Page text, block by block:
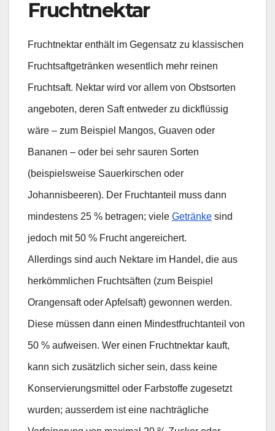
Fruchtnektar
Fruchtnektar enthält im Gegensatz zu klassischen
Fruchtsaftgetränken wesentlich mehr reinen
Fruchtsaft. Nektar wird vor allem von Obstsorten
angeboten, deren Saft entweder zu dickflüssig
wäre – zum Beispiel Mangos, Guaven oder
Bananen – oder bei sehr sauren Sorten
(beispielsweise Sauerkirschen oder
Johannisbeeren). Der Fruchtanteil muss dann
mindestens 25 % betragen; viele Getränke sind
jedoch mit 50 % Frucht angereichert.
Allerdings sind auch Nektare im Handel, die aus
herkömmlichen Fruchtsäften (zum Beispiel
Orangensaft oder Apfelsaft) gewonnen werden.
Diese müssen dann einen Mindestfruchtanteil von
50 % aufweisen. Wer einen Fruchtnektar kauft,
kann sich zusätzlich sicher sein, dass keine
Konservierungsmittel oder Farbstoffe zugesetzt
wurden; ausserdem ist eine nachträgliche